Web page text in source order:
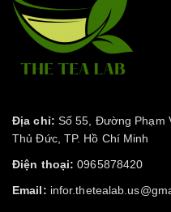
Địa chỉ: Số 55, Đường Phạm
Thủ Đức, TP. Hồ Chí Minh
Điện thoại: 0965878420
Email: